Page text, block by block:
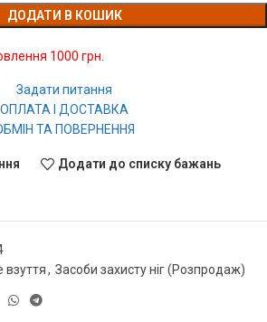
ДОДАТИ В КОШИК
1000 грн.
Задати питання
ОПЛАТА І ДОСТАВКА
ТА ПОВЕРНЕННЯ
Додати до списку бажань
взуття, Засоби захисту ніг (Розпродаж)